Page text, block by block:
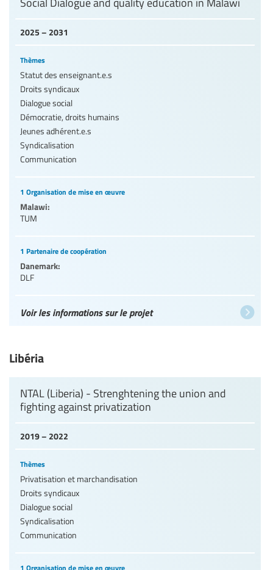
2025 – 2031
Thèmes
Statut des enseignant.e.s
Droits syndicaux
Dialogue social
Démocratie, droits humains
Jeunes adhérent.e.s
Syndicalisation
Communication
1 Organisation de mise en œuvre
Malawi:
TUM
1 Partenaire de coopération
Danemark:
DLF
Voir les informations sur le projet
Libéria
2019 – 2022
NTAL (Liberia) - Strenghtening the union and
fighting against privatization
Thèmes
Privatisation et marchandisation
Droits syndicaux
Dialogue social
Syndicalisation
Communication
1 Organisation de mise en œuvre